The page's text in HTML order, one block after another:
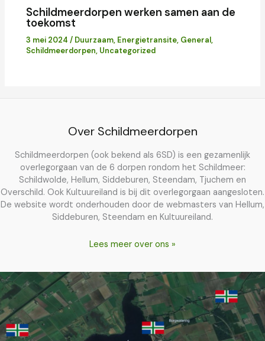
Schildmeerdorpen werken samen aan de
toekomst
3 mei 2024/ Duurzaam, Energietransite, General,
Schildmeerdorpen, Uncategorized
Over Schildmeerdorpen
Schildmeerdorpen (ook bekend als 6SD) is een gezamenlijk
overlegorgaan van de 6 dorpen rondom het Schildmeer:
Schildwolde, Hellum, Siddeburen, Steendam, Tjuchem en
Overschild. Ook Kultuureiland is bij dit overlegorgaan aangesloten.
De website wordt onderhouden door de webmasters van Hellum,
Siddeburen, Steendam en Kultuureiland.
Lees meer over ons »